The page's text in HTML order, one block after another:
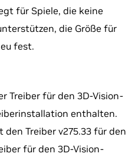
für Spiele, die keine
die Größe für
fest.
Treiber für den 3D-Vision-
enthalten.
Treiber v275.33 für den
für den 3D-Vision-